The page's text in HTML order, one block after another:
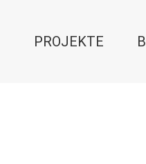
PROJEKTE